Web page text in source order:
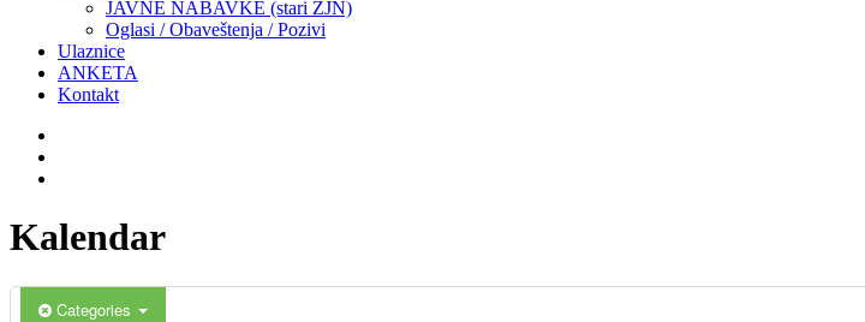
JAVNE NABAVKE (stari ZJN)
Oglasi / Obaveštenja / Pozivi
Ulaznice
ANKETA
Kontakt
Kalendar
Categories